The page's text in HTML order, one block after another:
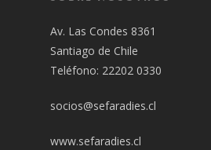
Av. Las Condes 8361
Santiago de Chile
Teléfono: 22202 0330
socios@sefaradies.cl
www.sefaradies.cl